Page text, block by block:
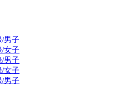
男子
女子
男子
女子
男子